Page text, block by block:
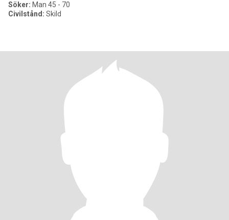
Söker: Man 45 - 70
Civilstånd: Skild